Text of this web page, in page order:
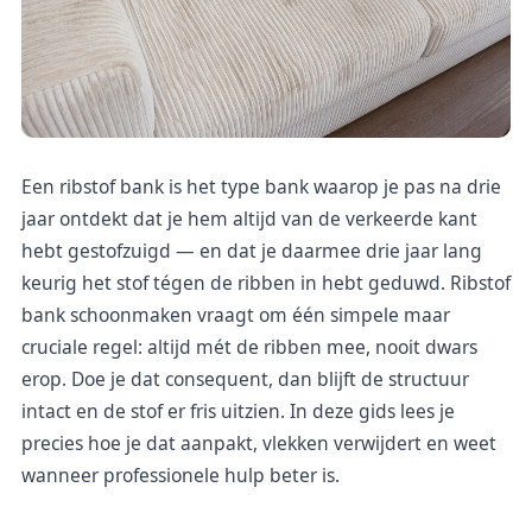
Een ribstof bank is het type bank waarop je pas na drie
jaar ontdekt dat je hem altijd van de verkeerde kant
hebt gestofzuigd — en dat je daarmee drie jaar lang
keurig het stof tégen de ribben in hebt geduwd. Ribstof
bank schoonmaken vraagt om één simpele maar
cruciale regel: altijd mét de ribben mee, nooit dwars
erop. Doe je dat consequent, dan blijft de structuur
intact en de stof er fris uitzien. In deze gids lees je
precies hoe je dat aanpakt, vlekken verwijdert en weet
wanneer professionele hulp beter is.